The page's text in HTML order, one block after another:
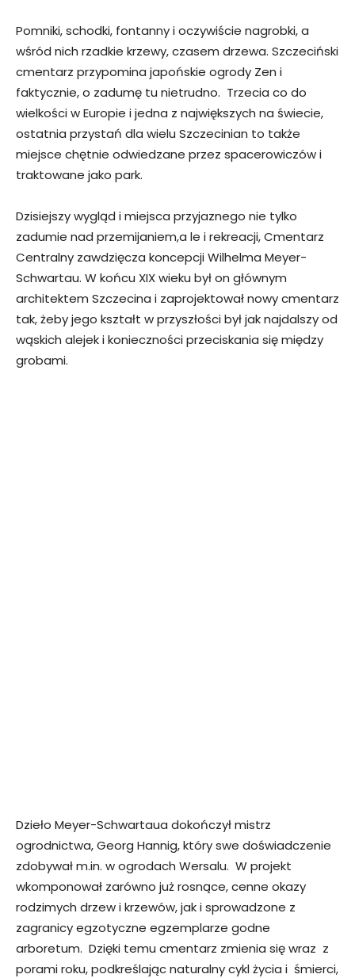
Pomniki, schodki, fontanny i oczywiście nagrobki, a
wśród nich rzadkie krzewy, czasem drzewa. Szczeciński
cmentarz przypomina japońskie ogrody Zen i
faktycznie, o zadumę tu nietrudno. Trzecia co do
wielkości w Europie i jedna z największych na świecie,
ostatnia przystań dla wielu Szczecinian to także
miejsce chętnie odwiedzane przez spacerowiczów i
traktowane jako park.
Dzisiejszy wygląd i miejsca przyjaznego nie tylko
zadumie nad przemijaniem,a le i rekreacji, Cmentarz
Centralny zawdzięcza koncepcji Wilhelma Meyer-
Schwartau. W końcu XIX wieku był on głównym
architektem Szczecina i zaprojektował nowy cmentarz
tak, żeby jego kształt w przyszłości był jak najdalszy od
wąskich alejek i konieczności przeciskania się między
grobami.
Dzieło Meyer-Schwartaua dokończył mistrz
ogrodnictwa, Georg Hannig, który swe doświadczenie
zdobywał m.in. w ogrodach Wersalu. W projekt
wkomponował zarówno już rosnące, cenne okazy
rodzimych drzew i krzewów, jak i sprowadzone z
zagranicy egzotyczne egzemplarze godne
arboretum. Dzięki temu cmentarz zmienia się wraz z
porami roku, podkreślając naturalny cykl życia i śmierci,